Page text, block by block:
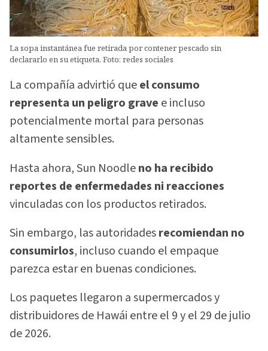
La sopa instantánea fue retirada por contener pescado sin
declararlo en su etiqueta. Foto: redes sociales
La compañía advirtió queel consumo
representa un peligro grave e incluso
potencialmente mortal para personas
altamente sensibles.
Hasta ahora, Sun Noodleno ha recibido
reportes de enfermedades ni reacciones
vinculadas con los productos retirados.
Sin embargo, las autoridadesrecomiendan no
consumirlos, incluso cuando el empaque
parezca estar en buenas condiciones.
Los paquetes llegaron a supermercados y
distribuidores de Hawái entre el 9 y el 29 de julio
de 2026.